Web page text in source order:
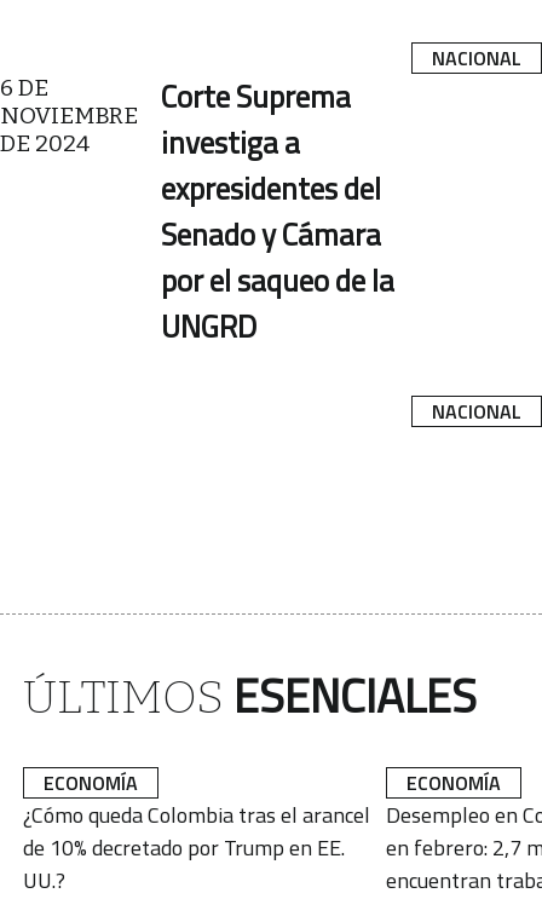
NACIONAL
NACIONAL
6 DE
NOVIEMBRE
DE 2024
Corte Suprema
investiga a
expresidentes del
Senado y Cámara
por el saqueo de la
UNGRD
ÚLTIMOS ESENCIALES
ECONOMÍA
¿Cómo queda Colombia tras el arancel
de 10% decretado por Trump en EE.
UU.?
ECONOMÍA
Desempleo en
en febrero: 2,7
encuentran